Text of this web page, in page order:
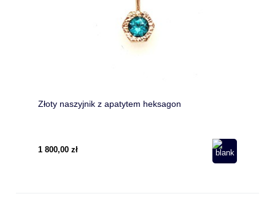
Złoty naszyjnik z apatytem heksagon
1 800,00 zł